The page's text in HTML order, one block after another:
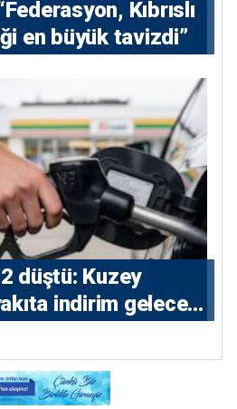
Kıbrıslı
en büyük tavizdi”
düştü: Kuzey
indirim gelecek